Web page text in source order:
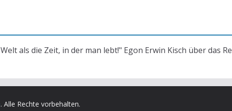
als die Zeit, in der man lebt!" Egon Erwin Kisch über das
. Alle Rechte vorbehalten.